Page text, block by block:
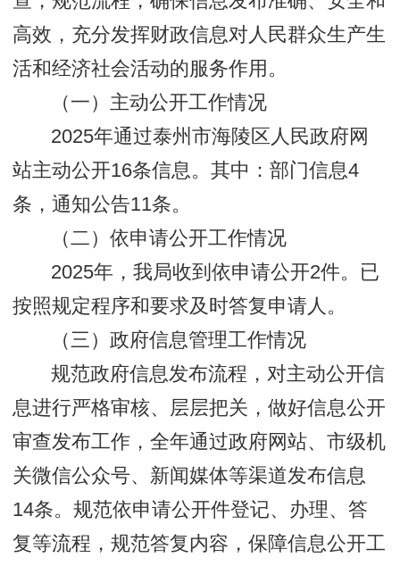
高效，充分发挥财政信息对人民群众生产生
活和经济社会活动的服务作用。
（一）主动公开工作情况
2025年通过泰州市海陵区人民政府网
站主动公开16条信息。其中：部门信息4
条，通知公告11条。
（二）依申请公开工作情况
2025年，我局收到依申请公开2件。已
按照规定程序和要求及时答复申请人。
（三）政府信息管理工作情况
规范政府信息发布流程，对主动公开信
息进行严格审核、层层把关，做好信息公开
审查发布工作，全年通过政府网站、市级机
关微信公众号、新闻媒体等渠道发布信息
14条。规范依申请公开件登记、办理、答
复等流程，规范答复内容，保障信息公开工